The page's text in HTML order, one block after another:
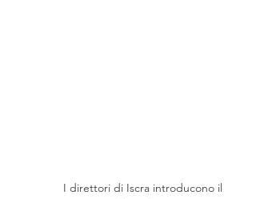
I direttori di Iscra introducono il